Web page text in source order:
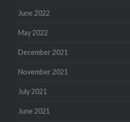
June 2022
May 2022
December 2021
November 2021
July 2021
June 2021